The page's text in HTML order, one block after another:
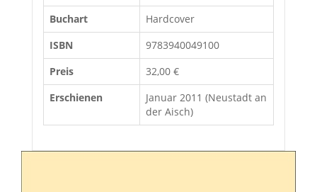
Buchart
Hardcover
ISBN
9783940049100
Preis
32,00 €
Erschienen
Januar 2011 (Neustadt an
der Aisch)